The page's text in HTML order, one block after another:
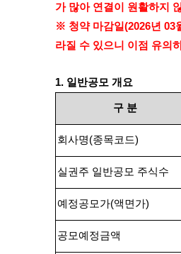
가 많아 연결이 원활하지
※ 청약 마감일(2026년 03
라질 수 있으니 이점 유의
1. 일반공모 개요
구 분
회사명(종목코드)
실권주 일반공모 주식수
예정공모가(액면가)
공모예정금액